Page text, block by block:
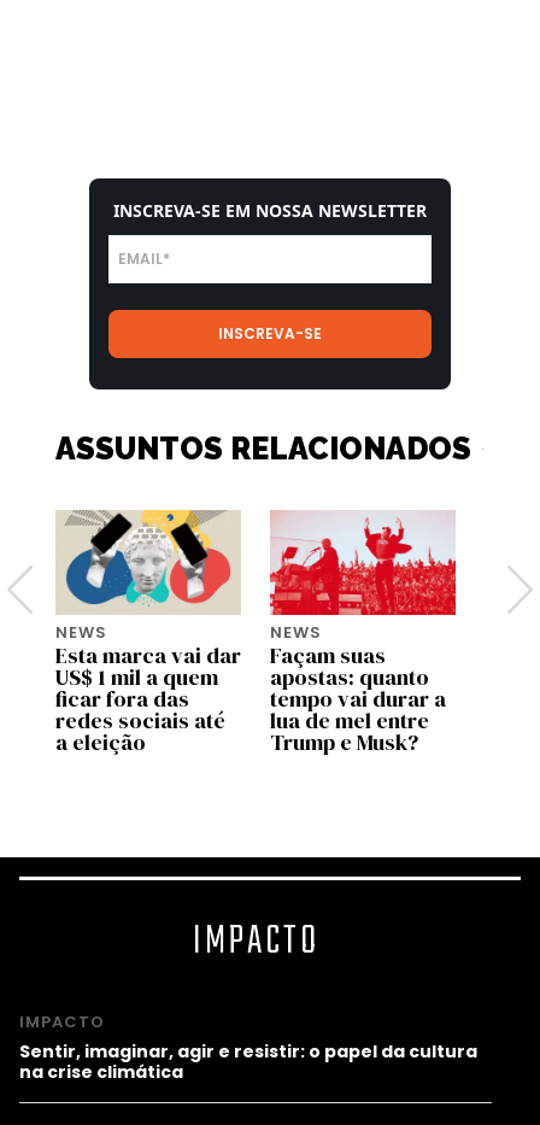
INSCREVA-SE EM NOSSA NEWSLETTER
ASSUNTOS RELACIONADOS
NEWS
Esta marca vai dar
US$ 1 mil a quem
ficar fora das
redes sociais até
a eleição
NEWS
Façam suas
apostas: quanto
tempo vai durar a
lua de mel entre
Trump e Musk?
IMPACTO
IMPACTO
Sentir, imaginar, agir e resistir: o papel da cultura
na crise climática